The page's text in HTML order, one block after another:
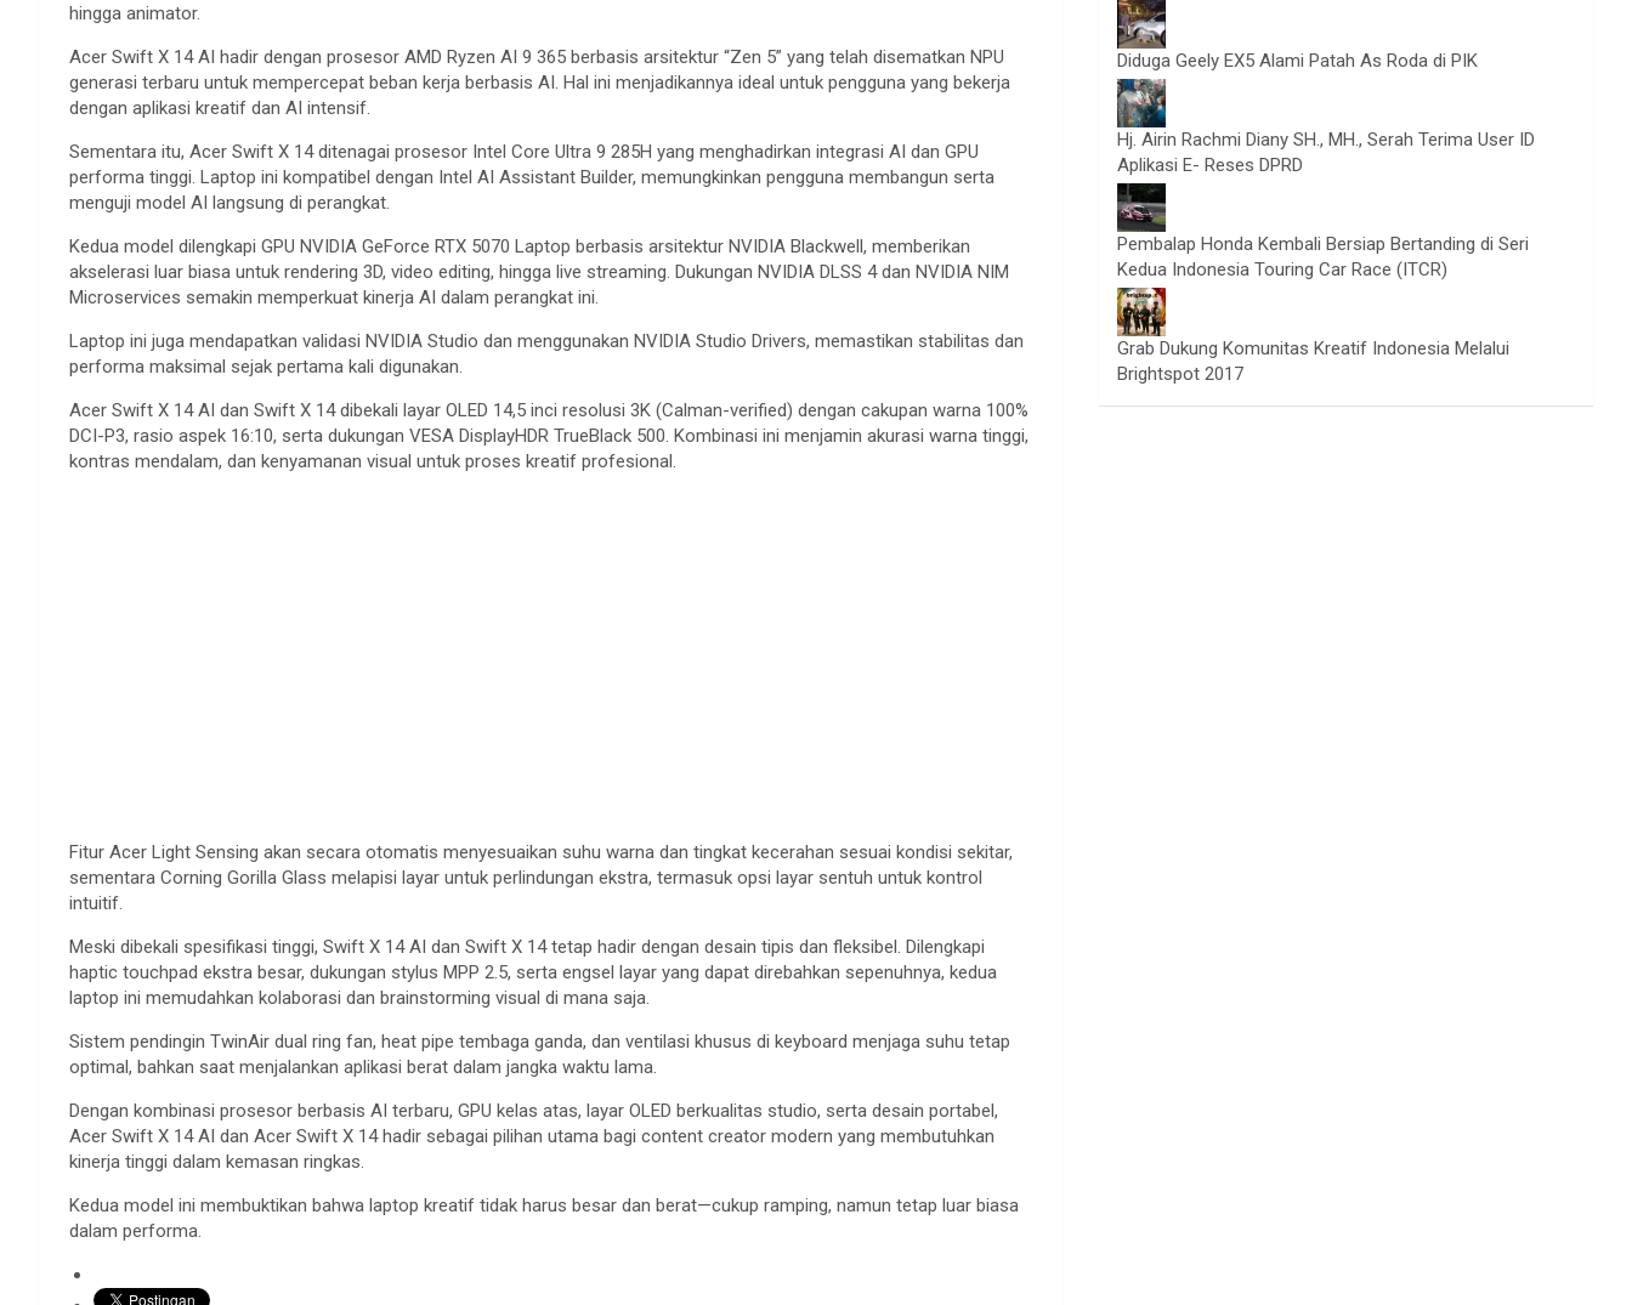
hingga animator.
Acer Swift X 14 AI hadir dengan prosesor AMD Ryzen AI 9 365 berbasis arsitektur “Zen 5” yang telah disematkan NPU
generasi terbaru untuk mempercepat beban kerja berbasis AI. Hal ini menjadikannya ideal untuk pengguna yang bekerja
dengan aplikasi kreatif dan AI intensif.
Sementara itu, Acer Swift X 14 ditenagai prosesor Intel Core Ultra 9 285H yang menghadirkan integrasi AI dan GPU
performa tinggi. Laptop ini kompatibel dengan Intel AI Assistant Builder, memungkinkan pengguna membangun serta
menguji model AI langsung di perangkat.
Kedua model dilengkapi GPU NVIDIA GeForce RTX 5070 Laptop berbasis arsitektur NVIDIA Blackwell, memberikan
akselerasi luar biasa untuk rendering 3D, video editing, hingga live streaming. Dukungan NVIDIA DLSS 4 dan NVIDIA NIM
Microservices semakin memperkuat kinerja AI dalam perangkat ini.
Laptop ini juga mendapatkan validasi NVIDIA Studio dan menggunakan NVIDIA Studio Drivers, memastikan stabilitas dan
performa maksimal sejak pertama kali digunakan.
Acer Swift X 14 AI dan Swift X 14 dibekali layar OLED 14,5 inci resolusi 3K (Calman-verified) dengan cakupan warna 100%
DCI-P3, rasio aspek 16:10, serta dukungan VESA DisplayHDR TrueBlack 500. Kombinasi ini menjamin akurasi warna tinggi,
kontras mendalam, dan kenyamanan visual untuk proses kreatif profesional.
Fitur Acer Light Sensing akan secara otomatis menyesuaikan suhu warna dan tingkat kecerahan sesuai kondisi sekitar,
sementara Corning Gorilla Glass melapisi layar untuk perlindungan ekstra, termasuk opsi layar sentuh untuk kontrol
intuitif.
Meski dibekali spesifikasi tinggi, Swift X 14 AI dan Swift X 14 tetap hadir dengan desain tipis dan fleksibel. Dilengkapi
haptic touchpad ekstra besar, dukungan stylus MPP 2.5, serta engsel layar yang dapat direbahkan sepenuhnya, kedua
laptop ini memudahkan kolaborasi dan brainstorming visual di mana saja.
Sistem pendingin TwinAir dual ring fan, heat pipe tembaga ganda, dan ventilasi khusus di keyboard menjaga suhu tetap
optimal, bahkan saat menjalankan aplikasi berat dalam jangka waktu lama.
Dengan kombinasi prosesor berbasis AI terbaru, GPU kelas atas, layar OLED berkualitas studio, serta desain portabel,
Acer Swift X 14 AI dan Acer Swift X 14 hadir sebagai pilihan utama bagi content creator modern yang membutuhkan
kinerja tinggi dalam kemasan ringkas.
Kedua model ini membuktikan bahwa laptop kreatif tidak harus besar dan berat—cukup ramping, namun tetap luar biasa
dalam performa.
Diduga Geely EX5 Alami Patah As Roda di PIK
Hj. Airin Rachmi Diany SH., MH., Serah Terima User ID
Aplikasi E- Reses DPRD
Pembalap Honda Kembali Bersiap Bertanding di Seri
Kedua Indonesia Touring Car Race (ITCR)
Grab Dukung Komunitas Kreatif Indonesia Melalui
Brightspot 2017